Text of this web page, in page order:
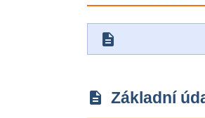
description
description Základní